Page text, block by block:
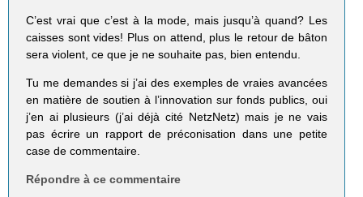
C’est vrai que c’est à la mode, mais jusqu’à quand? Les
caisses sont vides! Plus on attend, plus le retour de bâton
sera violent, ce que je ne souhaite pas, bien entendu.
Tu me demandes si j’ai des exemples de vraies avancées
en matière de soutien à l’innovation sur fonds publics, oui
j’en ai plusieurs (j’ai déjà cité NetzNetz) mais je ne vais
pas écrire un rapport de préconisation dans une petite
case de commentaire.
Répondre à ce commentaire